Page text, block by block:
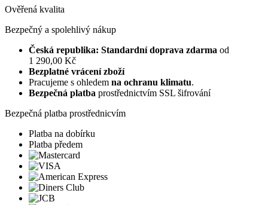
Ověřená kvalita
Bezpečný a spolehlivý nákup
Česká republika: Standardní doprava zdarma od
1 290,00 Kč
Bezplatné vrácení zboží
Pracujeme s ohledem na ochranu klimatu.
Bezpečná platba prostřednictvím SSL šifrování
Bezpečná platba prostřednicvím
Platba na dobírku
Platba předem